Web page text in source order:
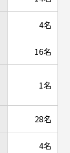
4名
16名
1名
28名
4名